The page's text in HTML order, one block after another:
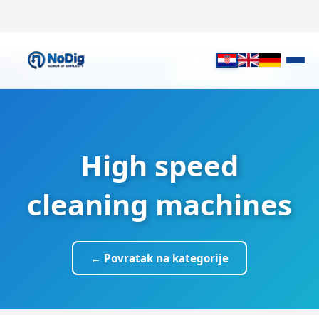
It looks like you prefer English.
High speed
cleaning machines
← Povratak na kategorije